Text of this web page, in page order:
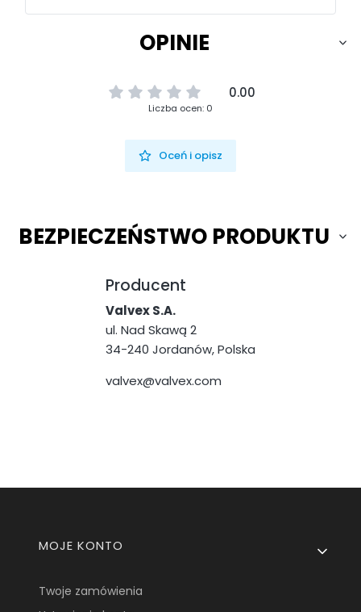
OPINIE
0.00
Liczba ocen: 0
Oceń i opisz
BEZPIECZEŃSTWO PRODUKTU
Producent
Valvex S.A.
ul. Nad Skawą 2
34-240 Jordanów, Polska
valvex@valvex.com
Linki w stopce
MOJE KONTO
Twoje zamówienia